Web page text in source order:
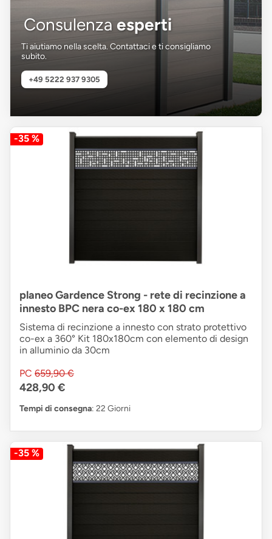
Consulenza esperti
Ti aiutiamo nella scelta. Contattaci e ti consigliamo
subito.
+49 5222 937 9305
-35 %
planeo Gardence Strong - rete di recinzione a
innesto BPC nera co-ex 180 x 180 cm
Sistema di recinzione a innesto con strato protettivo
co-ex a 360° Kit 180x180cm con elemento di design
in alluminio da 30cm
PC 659,90 €
428,90 €
Tempi di consegna: 22 Giorni
-35 %